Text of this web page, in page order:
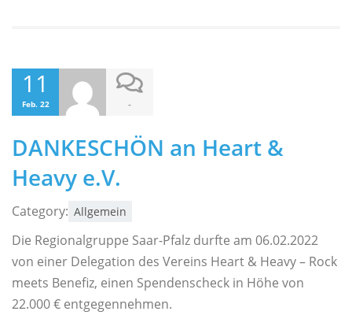
11
Feb. 22 -
DANKESCHÖN an Heart &
Heavy e.V.
Category: Allgemein
Die Regionalgruppe Saar-Pfalz durfte am 06.02.2022
von einer Delegation des Vereins Heart & Heavy – Rock
meets Benefiz, einen Spendenscheck in Höhe von
22.000 € entgegennehmen.